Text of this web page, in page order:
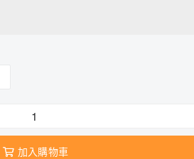
加入購物車